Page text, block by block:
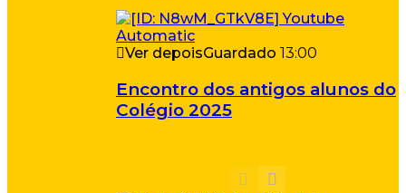
Ver depoisGuardado 13:00
Encontro dos antigos alunos do
Colégio 2025